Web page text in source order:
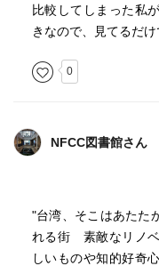
比較してしまった私
きなので、見てるだ
0
NFCC図書館さん
"台湾、そこはあたた
れる街 素敵なリノ
しいものや知的好奇